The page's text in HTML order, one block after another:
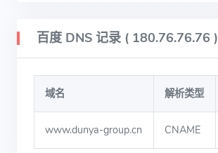
百度 DNS 记录 ( 180.76.76.76 )
域名 解析类型
www.dunya-group.cn CNAME